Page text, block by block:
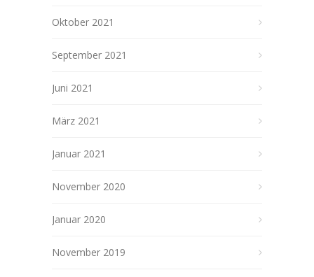
Oktober 2021
September 2021
Juni 2021
März 2021
Januar 2021
November 2020
Januar 2020
November 2019